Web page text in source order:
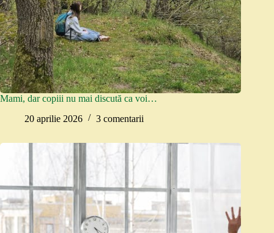
Mami, dar copiii nu mai discută ca voi…
20 aprilie 2026
3 comentarii